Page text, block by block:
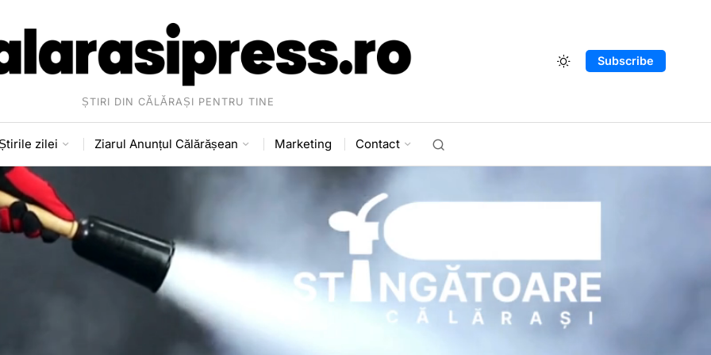
ȘTIRI DIN CĂLĂRAȘI PENTRU TINE
Subscribe
zilei Ziarul Anunțul Călărășean Marketing Contact